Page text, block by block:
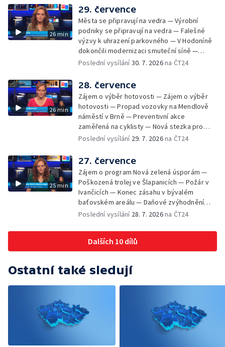
organismus — Kybernetický incident na
Masarykově univerzitě — Slavnostní
vyřazení absolventů Univerzity obran —
Letní kurzy umění pro mladé — Mobilní
kurníky pomáhají na poli
26 min
29. července
Města se připravují na vedra — Výrobní
podniky se připravují na vedra — Falešné
výzvy k uhrazení parkovného — V Hodoníně
dokončili modernizaci smuteční síně —
Chybějící toalety u dětských hřišť —
bývalého nákupního domu Letná — Končí 52.
ročník Letní filmové školy — 3. ročník
komunitní akce Stůl ve středu — Cesta na
podporu paliativní péče
Poslední vysílání30. 7. 2026na ČT24
26 min
28. července
Zájem o výběr hotovosti — Zájem o výběr
hotovosti — Propad vozovky na Mendlově
náměstí v Brně — Preventivní akce
zaměřená na cyklisty — Nová stezka pro
cyklisty na Zlínsku — Letecká linka mezi
pozorovat zatmění Slunce — Den AČFK na
Letní filmové škole — Milan Uhde slaví 90 let
— Rekonstrukce vojenského srubu
Poslední vysílání 29. 7. 2026na ČT24
25 min
27. července
Zájem o program Nová zelená úsporám —
Poškozená trolej ve Šlapanicích — Požár v
Ivančicích — Konec zásahu v bývalém
baťovském areálu — Daňové zvýhodnění
vína — Výhružky na magistrátu v Olomouci —
Brněnské týmy v první fotbalové lize —
Chystaná rekonstrukce bývalé věznice —
Nový seriál pro děti
Poslední vysílání 28. 7. 2026na ČT24
Dalších 10 dílů
Ostatní také sledují